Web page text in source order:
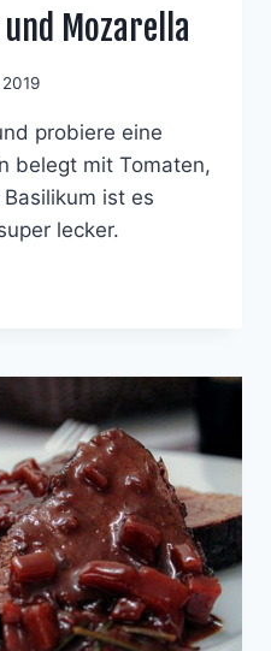
Mozarella
probiere eine
belegt mit Tomaten,
ist es
lecker.